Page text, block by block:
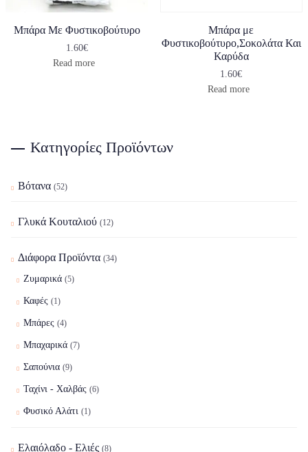
Μπάρα Με Φυστικοβούτυρο
1.60€
Read more
Μπάρα με
Φυστικοβούτυρο,Σοκολάτα Και
Καρύδα
1.60€
Read more
Κατηγορίες Προϊόντων
Βότανα (52)
Γλυκά Κουταλιού (12)
Διάφορα Προϊόντα (34)
Ζυμαρικά (5)
Καφές (1)
Μπάρες (4)
Μπαχαρικά (7)
Σαπούνια (9)
Ταχίνι - Χαλβάς (6)
Φυσικό Αλάτι (1)
Ελαιόλαδο - Ελιές (8)